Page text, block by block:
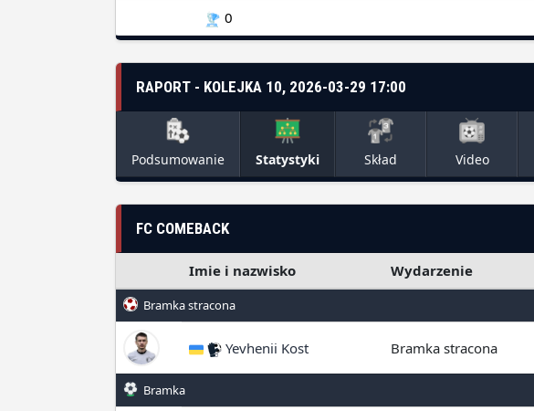
0
RAPORT - KOLEJKA 10, 2026-03-29 17:00
Podsumowanie Statystyki Skład Video
FC COMEBACK
Imie i nazwisko Wydarzenie
Bramka stracona
Yevhenii Kost Bramka stracona
Bramka